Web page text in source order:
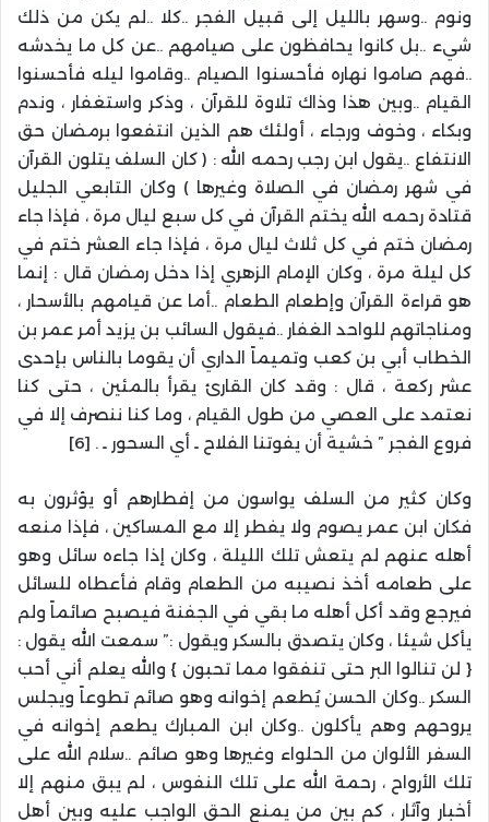
ونوم ..وسهر بالليل إلى قبيل الفجر ..كلا ..لم يكن من ذلك
شيء ..بل كانوا يحافظون على صيامهم ..عن كل ما يخدشه
..فهم صاموا نهاره فأحسنوا الصيام ..وقاموا ليله فأحسنوا
القيام ..وبين هذا وذاك تلاوة للقرآن ، وذكر واستغفار ، وندم
وبكاء ، وخوف ورجاء ، أولئك هم الذين انتفعوا برمضان حق
الانتفاع ..يقول ابن رجب رحمه الله : ( كان السلف يتلون القرآن
في شهر رمضان في الصلاة وغيرها ) وكان التابعي الجليل
قتادة رحمه الله يختم القرآن في كل سبع ليال مرة ، فإذا جاء
رمضان ختم في كل ثلاث ليال مرة ، فإذا جاء العشر ختم في
كل ليلة مرة ، وكان الإمام الزهري إذا دخل رمضان قال : إنما
هو قراءة القرآن وإطعام الطعام ..أما عن قيامهم بالأسحار ،
ومناجاتهم للواحد الغفار ..فيقول السائب بن يزيد أمر عمر بن
الخطاب أبي بن كعب وتميماً الداري أن يقوما بالناس بإحدى
عشر ركعة ، قال : وقد كان القارئ يقرأ بالمئين ، حتى كنا
نعتمد على العصي من طول القيام ، وما كنا ننصرف إلا في
فروع الفجر ” خشية أن يفوتنا الفلاح ـ أي السحور ـ . [6]
وكان كثير من السلف يواسون من إفطارهم أو يؤثرون به
فكان ابن عمر يصوم ولا يفطر إلا مع المساكين ، فإذا منعه
أهله عنهم لم يتعش تلك الليلة ، وكان إذا جاءه سائل وهو
على طعامه أخذ نصيبه من الطعام وقام فأعطاه للسائل
فيرجع وقد أكل أهله ما بقي في الجفنة فيصبح صائماً ولم
يأكل شيئا ، وكان يتصدق بالسكر ويقول :” سمعت الله يقول :
{ لن تنالوا البر حتى تنفقوا مما تحبون } والله يعلم أني أحب
السكر ..وكان الحسن يُطعم إخوانه وهو صائم تطوعاً ويجلس
يروحهم وهم يأكلون ..وكان ابن المبارك يطعم إخوانه في
السفر الألوان من الحلواء وغيرها وهو صائم ..سلام الله على
تلك الأرواح ، رحمة الله على تلك النفوس ، لم يبق منهم إلا
أخبار وآثار ، كم بين من يمنع الحق الواجب عليه وبين أهل